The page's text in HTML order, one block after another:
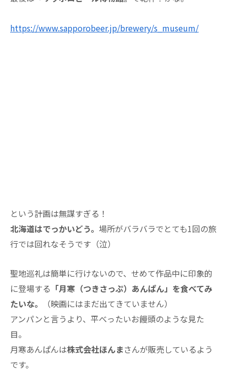
https://www.sapporobeer.jp/brewery/s_museum/
という計画は無謀すぎる！
北海道はでっかいどう。 場所がバラバラでとても1回の旅
行では回れなそうです（泣）
聖地巡礼は簡単に行けないので、せめて作品中に印象的
に登場する 「月寒（つきさっぷ）あんぱん」を食べてみ
たいな。
（映画にはまだ出てきていません）
アンパンと言うより、平べったいお饅頭のような見た
目。
月寒あんぱんは株式会社ほんまさんが販売しているよう
です。